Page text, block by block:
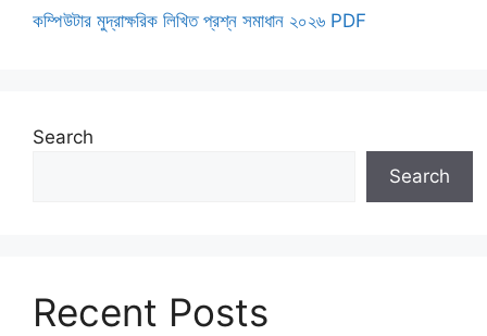
কম্পিউটার মুদ্রাক্ষরিক লিখিত প্রশ্ন সমাধান ২০২৬ PDF
Search
Search
Recent Posts